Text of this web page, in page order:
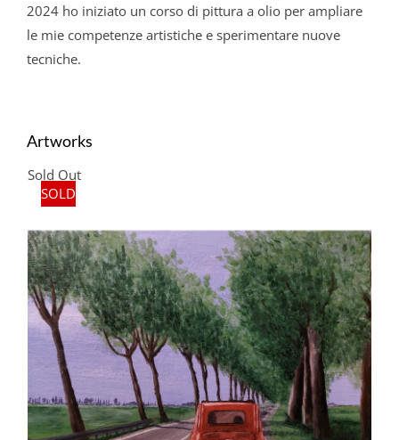
2024 ho iniziato un corso di pittura a olio per ampliare
le mie competenze artistiche e sperimentare nuove
tecniche.
Artworks
SOLD
Sold Out